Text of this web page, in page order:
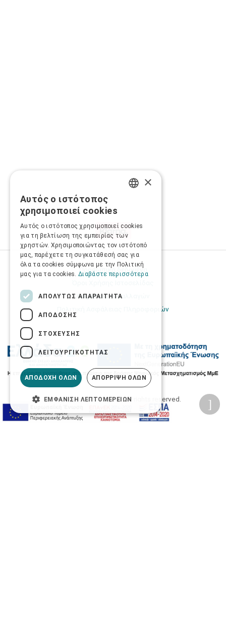
Προσωπικά δεδομένα
Ασφάλεια συναλλαγών
Πολιτική Ασφάλειας Πληροφοριών
2026 © Δίγκας Γ. Ιατρικά. All rights reserved.
Totalweb.
×
Αυτός ο ιστότοπος
χρησιμοποιεί cookies
Αυτός ο ιστότοπος χρησιμοποιεί cookies
για τη βελτίωση της εμπειρίας των
χρηστών. Χρησιμοποιώντας τον ιστότοπό
μας, παρέχετε τη συγκατάθεσή σας για
όλα τα cookies σύμφωνα με την Πολιτική
μας για τα cookies. Διαβάστε περισσότερα
ΑΠΟΛΎΤΩΣ ΑΠΑΡΑΊΤΗΤΑ
ΑΠΌΔΟΣΗΣ
ΣΤΌΧΕΥΣΗΣ
ΛΕΙΤΟΥΡΓΙΚΌΤΗΤΑΣ
ΑΠΟΔΟΧΉ ΌΛΩΝ ΑΠΌΡΡΙΨΗ ΌΛΩΝ
ΕΜΦΆΝΙΣΗ ΛΕΠΤΟΜΕΡΕΙΏΝ